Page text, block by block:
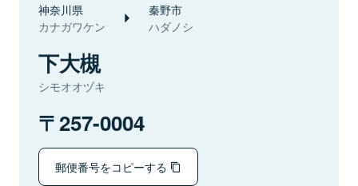
神奈川県
カナガワケン
秦野市
ハダノシ
下大槻
シモオオヅキ
257-0004
郵便番号をコピーする